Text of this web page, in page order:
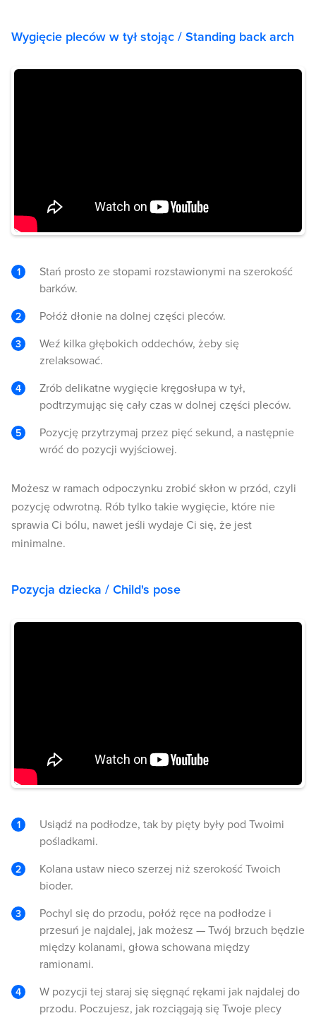
Wygięcie pleców w tył stojąc / Standing back arch
Stań prosto ze stopami rozstawionymi na szerokość
barków.
Połóż dłonie na dolnej części pleców.
Weź kilka głębokich oddechów, żeby się
zrelaksować.
Zrób delikatne wygięcie kręgosłupa w tył,
podtrzymując się cały czas w dolnej części pleców.
Pozycję przytrzymaj przez pięć sekund, a następnie
wróć do pozycji wyjściowej.
Możesz w ramach odpoczynku zrobić skłon w przód, czyli
pozycję odwrotną. Rób tylko takie wygięcie, które nie
sprawia Ci bólu, nawet jeśli wydaje Ci się, że jest
minimalne.
Pozycja dziecka / Child's pose
Usiądź na podłodze, tak by pięty były pod Twoimi
pośladkami.
Kolana ustaw nieco szerzej niż szerokość Twoich
bioder.
Pochyl się do przodu, połóż ręce na podłodze i
przesuń je najdalej, jak możesz — Twój brzuch będzie
między kolanami, głowa schowana między
ramionami.
W pozycji tej staraj się sięgnąć rękami jak najdalej do
przodu. Poczujesz, jak rozciągają się Twoje plecy